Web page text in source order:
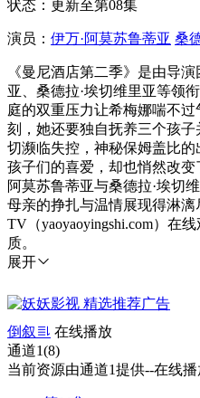
状态：更新至第08集
演员： 伊万·阿莫苏鲁蒂亚 桑
《曼尼酒店第二季》是由导
亚、桑德拉·埃切维里亚等领
庭的双重压力让希梅娜喘不
刻，她还要独自抚养三个孩
切濒临失控，神秘保姆盖比
孩子们的喜爱，却也悄然改
阿莫苏鲁蒂亚与桑德拉·埃切
母亲的挣扎与温情展现得淋漓
TV（yaoyaoyingshi.com）在
质。
展开
倒叙
在线播放
通道1(8)
当前资源由通道1提供--在线